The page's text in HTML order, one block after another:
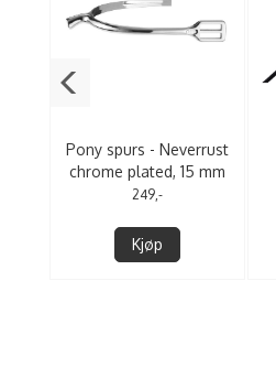
Pony spurs - Neverrust
chrome plated, 15 mm
flat
249,-
Kjøp